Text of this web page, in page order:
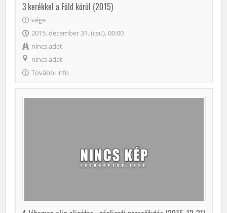
3 kerékkel a Föld körül (2015)
vége
2015. december 31. (csü), 00:00
nincs adat
nincs adat
További info